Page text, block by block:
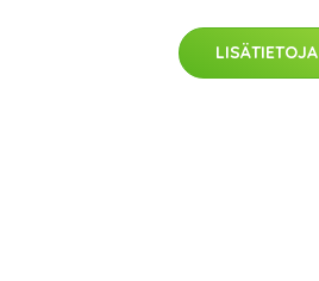
LISÄTIETOJA